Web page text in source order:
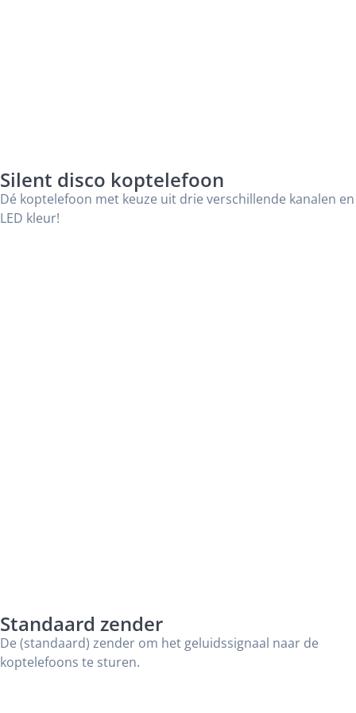
Silent disco koptelefoon
Dé koptelefoon met keuze uit drie verschillende kanalen en
LED kleur!
Standaard zender
De (standaard) zender om het geluidssignaal naar de
koptelefoons te sturen.